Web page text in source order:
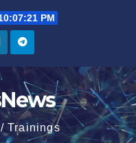
PM
Trainings